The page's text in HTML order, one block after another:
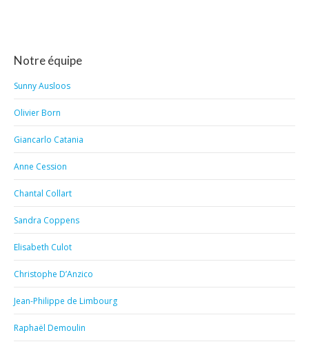
Notre équipe
Sunny Ausloos
Olivier Born
Giancarlo Catania
Anne Cession
Chantal Collart
Sandra Coppens
Elisabeth Culot
Christophe D’Anzico
Jean-Philippe de Limbourg
Raphaël Demoulin